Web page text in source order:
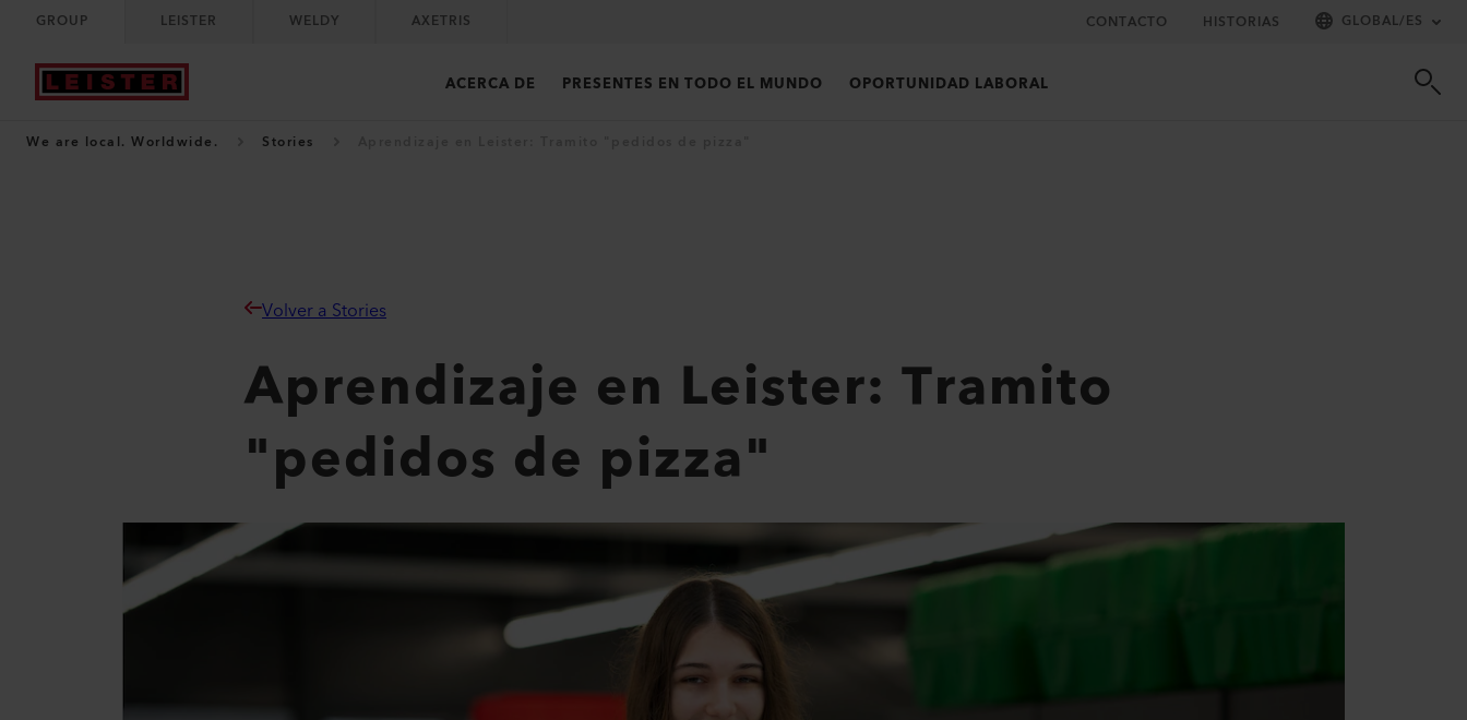
GROUP LEISTER WELDY AXETRIS CONTACTO HISTORIAS GLOBAL/ES
ACERCA DE PRESENTES EN TODO EL MUNDO OPORTUNIDAD LABORAL
We are local. Worldwide. Stories
Volver a Stories
Aprendizaje en Leister: Tramito
"pedidos de pizza"